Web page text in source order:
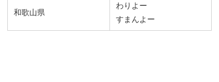
和歌山県
わりよー
すまんよー